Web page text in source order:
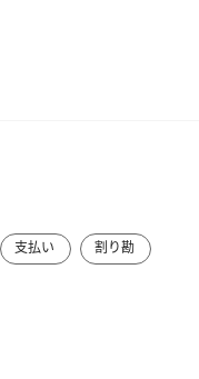
支払い
割り勘